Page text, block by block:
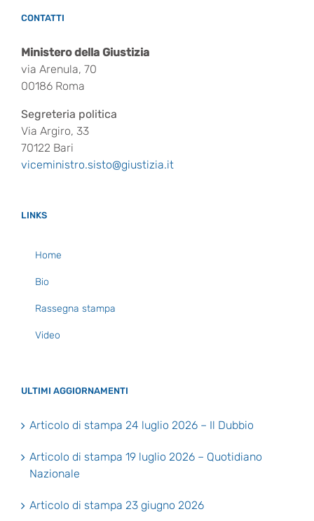
CONTATTI
Ministero della Giustizia
via Arenula, 70
00186 Roma
Segreteria politica
Via Argiro, 33
70122 Bari
viceministro.sisto@giustizia.it
LINKS
Home
Bio
Rassegna stampa
Video
ULTIMI AGGIORNAMENTI
Articolo di stampa 24 luglio 2026 – Il Dubbio
Articolo di stampa 19 luglio 2026 – Quotidiano
Nazionale
Articolo di stampa 23 giugno 2026